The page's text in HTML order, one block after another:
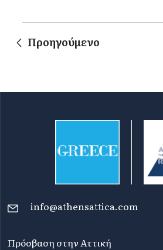
Προηγούμενο
info@athensattica.com
Πρόσβαση στην Αττική